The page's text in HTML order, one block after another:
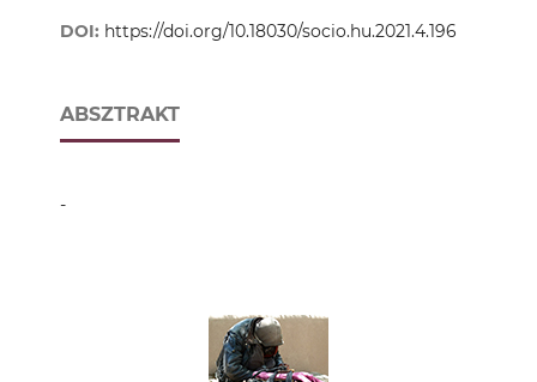
DOI: https://doi.org/10.18030/socio.hu.2021.4.196
ABSZTRAKT
-